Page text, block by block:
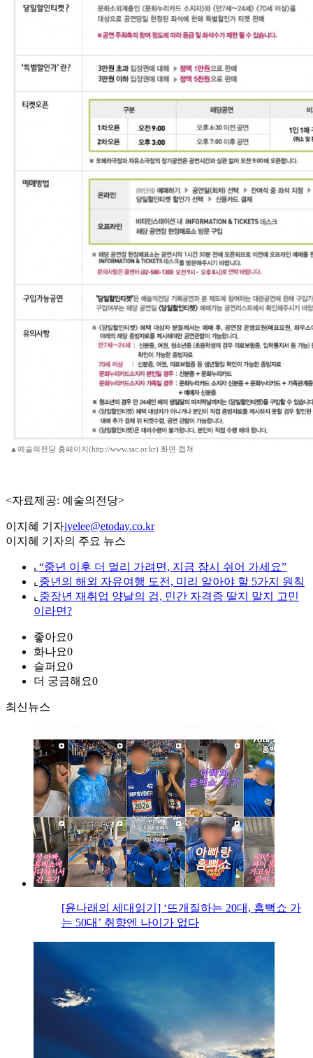
▲예술의전당 홈페이지(http://www.sac.or.kr) 화면 캡쳐
<자료제공: 예술의전당>
이지혜 기자jyelee@etoday.co.kr
이지혜 기자의 주요 뉴스
⌞ “중년 이후 더 멀리 가려면, 지금 잠시 쉬어 가세요”
⌞ 중년의 해외 자유여행 도전, 미리 알아야 할 5가지 원칙
⌞ 중장년 재취업 양날의 검, 민간 자격증 딸지 말지 고민
이라면?
좋아요0
화나요0
슬퍼요0
더 궁금해요0
최신뉴스
[윤나래의 세대읽기] ‘뜨개질하는 20대, 흠뻑쇼 가
는 50대’ 취향엔 나이가 없다